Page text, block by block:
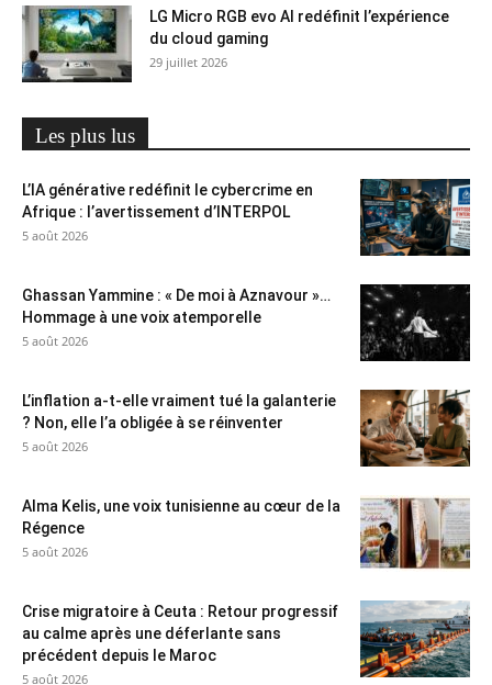
LG Micro RGB evo AI redéfinit l’expérience
du cloud gaming
29 juillet 2026
Les plus lus
L’IA générative redéfinit le cybercrime en
Afrique : l’avertissement d’INTERPOL
5 août 2026
Ghassan Yammine : « De moi à Aznavour »…
Hommage à une voix atemporelle
5 août 2026
L’inflation a-t-elle vraiment tué la galanterie
? Non, elle l’a obligée à se réinventer
5 août 2026
Alma Kelis, une voix tunisienne au cœur de la
Régence
5 août 2026
Crise migratoire à Ceuta : Retour progressif
au calme après une déferlante sans
précédent depuis le Maroc
5 août 2026